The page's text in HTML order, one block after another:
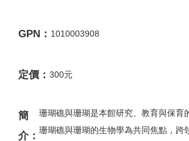
GPN： 1010003908
定價： 300元
簡
介：
珊瑚礁與珊瑚是本館研究、教育與保育
珊瑚礁與珊瑚的生物學為共同焦點，跨